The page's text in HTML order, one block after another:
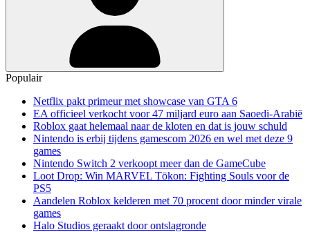
Populair
Netflix pakt primeur met showcase van GTA 6
EA officieel verkocht voor 47 miljard euro aan Saoedi-Arabië
Roblox gaat helemaal naar de kloten en dat is jouw schuld
Nintendo is erbij tijdens gamescom 2026 en wel met deze 9
games
Nintendo Switch 2 verkoopt meer dan de GameCube
Loot Drop: Win MARVEL Tōkon: Fighting Souls voor de
PS5
Aandelen Roblox kelderen met 70 procent door minder virale
games
Halo Studios geraakt door ontslagronde